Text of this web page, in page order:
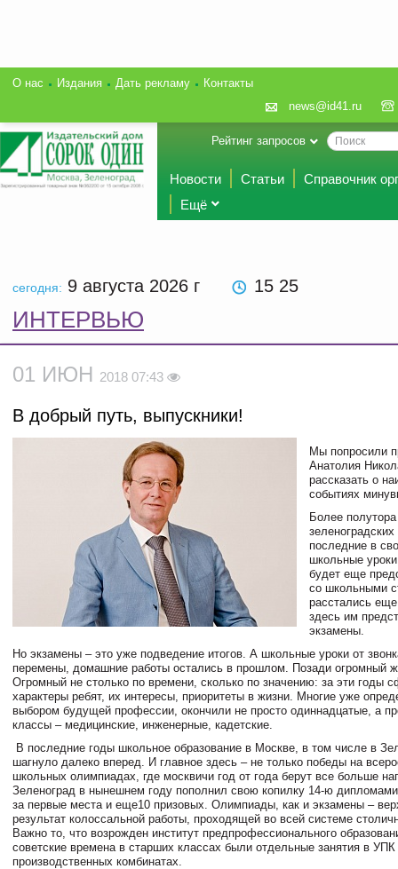
О нас Издания Дать рекламу
Контакты
news@id41.ru
Рейтинг запросов
Новости Статьи
Справочник
Ещё
сегодня: 9 августа 2026 г 15 25
ИНТЕРВЬЮ
01 ИЮН 2018 07:43
В добрый путь, выпускники!
Мы попросили
Анатолия
рассказать о
событиях
Более
последние в
школьные
будет еще
со школьными
расстались
здесь им
экзамены.
Но экзамены – это уже подведение итогов. А школьные уроки от
перемены, домашние работы остались в прошлом. Позади огромный
Огромный не столько по времени, сколько по значению: за эти годы
характеры ребят, их интересы, приоритеты в жизни. Многие уже
выбором будущей профессии, окончили не просто одиннадцатые, а
классы – медицинские, инженерные, кадетские.
В последние годы школьное образование в Москве, в том числе в
шагнуло далеко вперед. И главное здесь – не только победы на
школьных олимпиадах, где москвичи год от года берут все больше
Зеленоград в нынешнем году пополнил свою копилку 14-ю
за первые места и еще10 призовых. Олимпиады, как и экзамены –
результат колоссальной работы, проходящей во всей системе
Важно то, что возрожден институт предпрофессионального
советские времена в старших классах были отдельные занятия в УПК
производственных комбинатах.